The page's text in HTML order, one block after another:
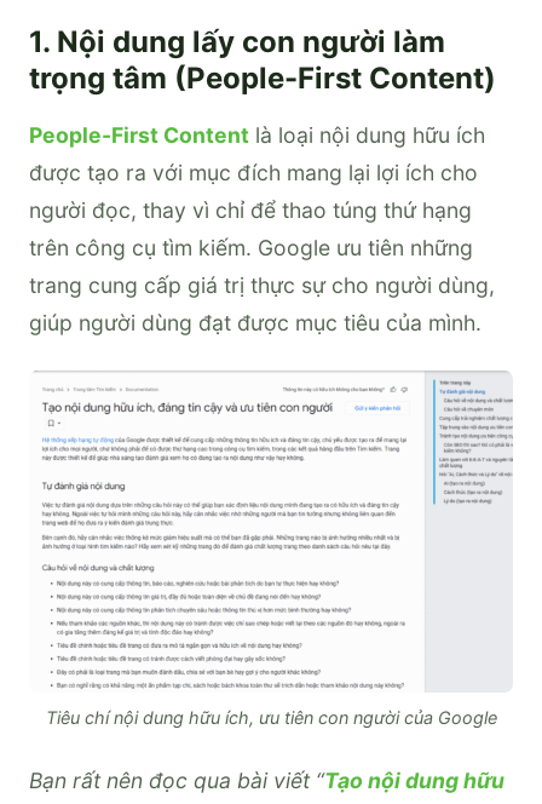
1. Nội dung lấy con người làm
trọng tâm (People-First Content)
People-First Content là loại nội dung hữu ích
được tạo ra với mục đích mang lại lợi ích cho
người đọc, thay vì chỉ để thao túng thứ hạng
trên công cụ tìm kiếm. Google ưu tiên những
trang cung cấp giá trị thực sự cho người dùng,
giúp người dùng đạt được mục tiêu của mình.
Tiêu chí nội dung hữu ích, ưu tiên con người của Google
Bạn rất nên đọc qua bài viết “Tạo nội dung hữu